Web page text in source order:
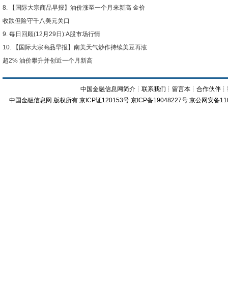
【国际大宗商品早报】油价涨至一个月来新高 金价
收跌但险守千八美元关口
每日回顾(12月29日):A股市场行情
【国际大宗商品早报】南美天气炒作持续美豆再涨
超2% 油价攀升并创近一个月新高
中国金融信息网简介 ┊联系我们 ┊ 留言本 ┊合作伙伴 ┊
中国金融信息网 版权所有 京ICP证120153号 京ICP备19048227号 京公网安备